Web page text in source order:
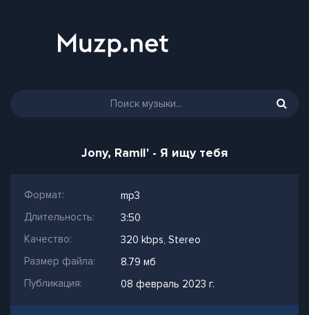
Jony, Ramil' - Я ищу тебя
Формат:
mp3
Длительность:
3:50
Качество:
320 kbps, Stereo
Размер файла:
8.79 мб
Публикация:
08 февраль 2023 г.